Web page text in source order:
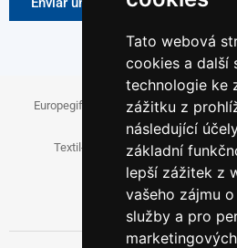
Tato webová
cookies a další
technologie ke
zážitku z
následující
základní
lepší zážitek z
vašeho zájmu
služby a pro
Europegift.eu Fanspromo.eu
Textil-pro-firmy.cz
Papirove-